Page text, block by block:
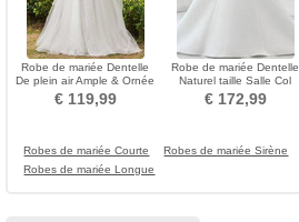
Robe de mariée Dentelle
De plein air Ample & Ornée
Train de petit
€ 119,99
Robe de mariée Dentelle
Naturel taille Salle Col
Bateau Manche de T-shirt
€ 172,99
Robes de mariée Courte Robes de mariée Sirène
Robes de mariée Longue